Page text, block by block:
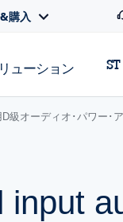
購入
ューション
級オーディオ･パワー･